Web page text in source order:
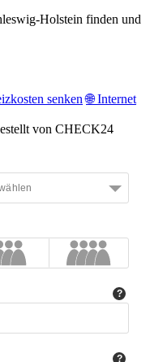
Holstein finden und
senken 🌐 Internet
von CHECK24